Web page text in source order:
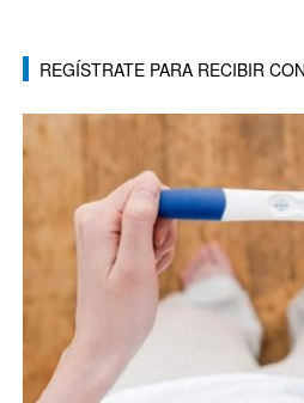
REGÍSTRATE PARA RECIBIR